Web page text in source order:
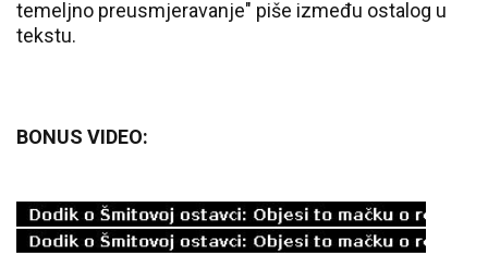
temeljno preusmjeravanje" piše između ostalog u
tekstu.
BONUS VIDEO: